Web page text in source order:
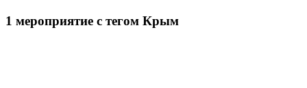
1 мероприятие с тегом Крым